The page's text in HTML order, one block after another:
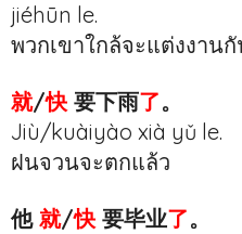
jiéhūn le.
พวกเขาใกล้จะแต่งงาน
就/快 要下雨了。
Jiù/kuàiyào xià yǔ le.
ฝนจวนจะตกแล้ว
他 就/快 要毕业了。